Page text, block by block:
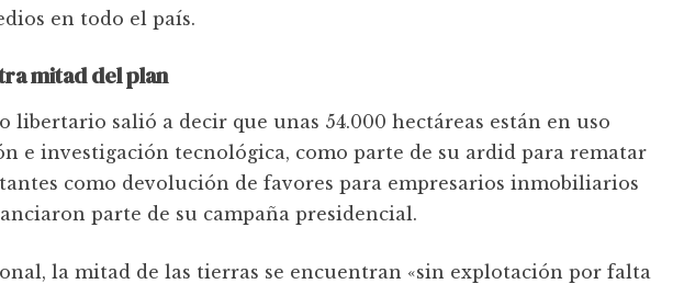
en todo el país.
mitad del plan
libertario salió a decir que unas 54.000 hectáreas están en uso
e investigación tecnológica, como parte de su ardid para rematar
como devolución de favores para empresarios inmobiliarios
parte de su campaña presidencial.
la mitad de las tierras se encuentran «sin explotación por falta